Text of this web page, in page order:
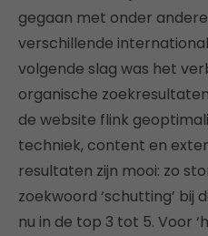
gegaan met onder
verschillende
volgende slag was het
organische
de website flink
techniek, content en
resultaten zijn mooi: zo
zoekwoord ‘schutting’ bij
nu in de top 3 tot 5. Voor